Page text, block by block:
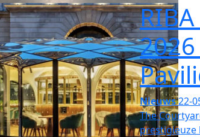
Nieuws22-
The
prestigieuze